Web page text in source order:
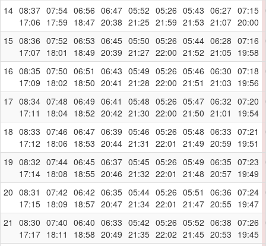
14 08:37
17:06
07:54
17:59
06:56
18:47
06:47
20:38
05:52
21:25
05:26
21:59
05:43
21:53
06:27
21:07
07:15
20:00
15 08:36
17:07
07:52
18:01
06:53
18:49
06:45
20:39
05:50
21:27
05:26
22:00
05:44
21:52
06:28
21:05
07:16
19:58
16 08:35
17:09
07:50
18:02
06:51
18:50
06:43
20:41
05:49
21:28
05:26
22:00
05:46
21:51
06:30
21:03
07:18
19:56
17 08:34
17:11
07:48
18:04
06:49
18:52
06:41
20:42
05:48
21:30
05:26
22:00
05:47
21:50
06:32
21:01
07:20
19:54
18 08:33
17:12
07:46
18:06
06:47
18:53
06:39
20:44
05:46
21:31
05:26
22:01
05:48
21:49
06:33
20:59
07:21
19:51
19 08:32
17:14
07:44
18:08
06:45
18:55
06:37
20:46
05:45
21:32
05:26
22:01
05:49
21:48
06:35
20:57
07:23
19:49
20 08:31
17:15
07:42
18:09
06:42
18:57
06:35
20:47
05:44
21:34
05:26
22:01
05:51
21:47
06:36
20:55
07:24
19:47
21
08:30
17:17
07:40
18:11
06:40
18:58
06:33
20:49
05:42
21:35
05:26
22:02
05:52
21:45
06:38
20:53
07:26
19:45